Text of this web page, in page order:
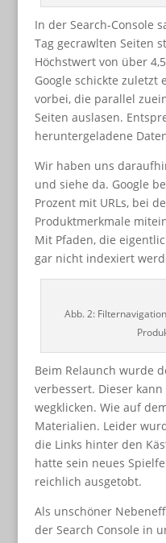
In der Search-Console
Tag gecrawlten Seiten
Höchstwert von über
Google schickte zuletzt
vorbei, die parallel
Seiten auslasen.
heruntergeladene
Wir haben uns
und siehe da. Google
Prozent mit URLs, bei
Produktmerkmale
Mit Pfaden, die
gar nicht indexiert
Abb. 2:
Beim Relaunch wurde
verbessert. Dieser
wegklicken. Wie auf
Materialien. Leider
die Links hinter den
hatte sein neues
reichlich ausgetobt.
Als unschöner
der Search Console in